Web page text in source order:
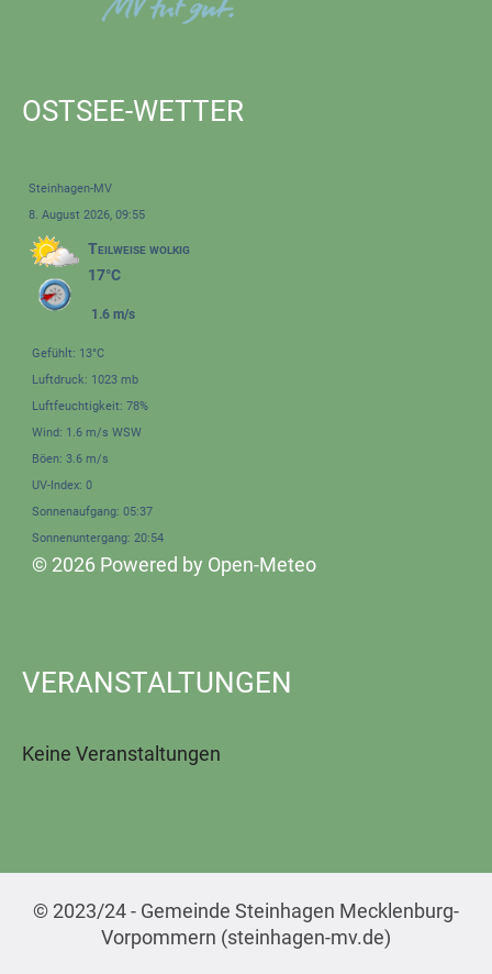
OSTSEE-WETTER
Steinhagen-MV
8. August 2026, 09:55
Teilweise wolkig
17°C
1.6 m/s
Gefühlt: 13°C
Luftdruck: 1023 mb
Luftfeuchtigkeit: 78%
Wind: 1.6 m/s WSW
Böen: 3.6 m/s
UV-Index: 0
Sonnenaufgang: 05:37
Sonnenuntergang: 20:54
© 2026 Powered by Open-Meteo
VERANSTALTUNGEN
Keine Veranstaltungen
© 2023/24 - Gemeinde Steinhagen Mecklenburg-
Vorpommern (steinhagen-mv.de)